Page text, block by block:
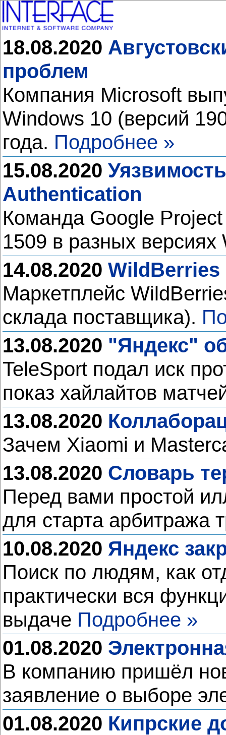
18.08.2020
проблем
Компания Microsoft
Windows 10 (версий
года. Подробнее »
15.08.2020
Authentication
Команда Google
1509 в разных
14.08.2020
Маркетплейс
склада поставщика).
13.08.2020 "Яндекс"
TeleSport подал иск
показ хайлайтов
13.08.2020
Зачем Xiaomi и
13.08.2020 Словарь
Перед вами простой
для старта арбитража
10.08.2020 Яндекс
Поиск по людям, как
практически вся
выдаче Подробнее »
01.08.2020
В компанию пришёл
заявление о выборе
01.08.2020 Кипрские